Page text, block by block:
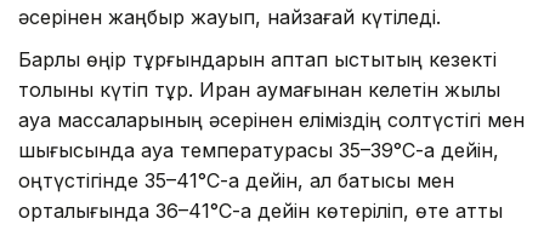
әсерінен жаңбыр жауып, найзағай күтіледі.
Барлық өңір тұрғындарын аптап ыстықтың кезекті
толқыны күтіп тұр. Иран аумағынан келетін жылы
ауа массаларының әсерінен еліміздің солтүстігі мен
шығысында ауа температурасы 35–39°С-қа дейін,
оңтүстігінде 35–41°С-қа дейін, ал батысы мен
орталығында 36–41°С-қа дейін көтеріліп, өте қатты